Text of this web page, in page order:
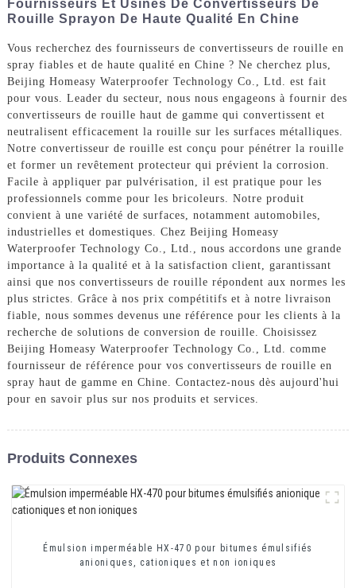
Fournisseurs Et Usines De Convertisseurs De
Rouille Sprayon De Haute Qualité En Chine
Vous recherchez des fournisseurs de convertisseurs de rouille en
spray fiables et de haute qualité en Chine ? Ne cherchez plus,
Beijing Homeasy Waterproofer Technology Co., Ltd. est fait
pour vous. Leader du secteur, nous nous engageons à fournir des
convertisseurs de rouille haut de gamme qui convertissent et
neutralisent efficacement la rouille sur les surfaces métalliques.
Notre convertisseur de rouille est conçu pour pénétrer la rouille
et former un revêtement protecteur qui prévient la corrosion.
Facile à appliquer par pulvérisation, il est pratique pour les
professionnels comme pour les bricoleurs. Notre produit
convient à une variété de surfaces, notamment automobiles,
industrielles et domestiques. Chez Beijing Homeasy
Waterproofer Technology Co., Ltd., nous accordons une grande
importance à la qualité et à la satisfaction client, garantissant
ainsi que nos convertisseurs de rouille répondent aux normes les
plus strictes. Grâce à nos prix compétitifs et à notre livraison
fiable, nous sommes devenus une référence pour les clients à la
recherche de solutions de conversion de rouille. Choisissez
Beijing Homeasy Waterproofer Technology Co., Ltd. comme
fournisseur de référence pour vos convertisseurs de rouille en
spray haut de gamme en Chine. Contactez-nous dès aujourd'hui
pour en savoir plus sur nos produits et services.
Produits Connexes
Émulsion imperméable HX-470 pour bitumes émulsifiés
anioniques, cationiques et non ioniques